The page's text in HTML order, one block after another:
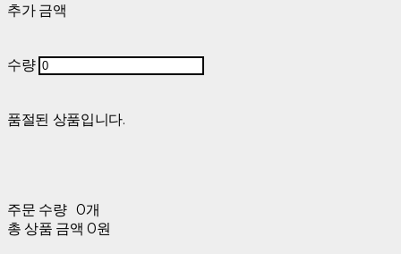
추가 금액
수량
품절된 상품입니다.
주문 수량 0개
총 상품 금액 0원